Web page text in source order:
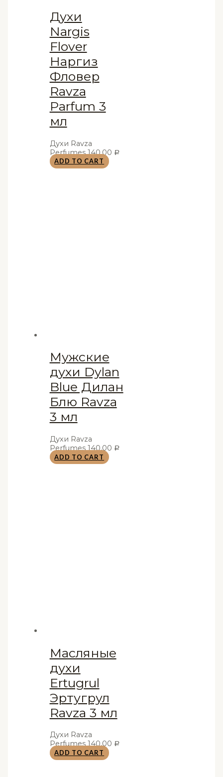
Духи
Nargis
Flover
Наргиз
Фловер
Ravza
Parfum 3
мл
Духи Ravza
Perfumes140,00 Р
ADD TO CART
Мужские
духи Dylan
Blue Дилан
Блю Ravza
3 мл
Духи Ravza
Perfumes140,00 Р
ADD TO CART
Масляные
духи
Ertugrul
Эртугрул
Ravza 3 мл
Духи Ravza
Perfumes140,00 Р
ADD TO CART